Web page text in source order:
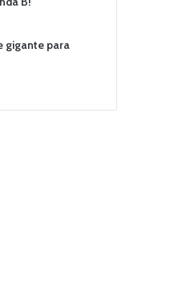
gigante para